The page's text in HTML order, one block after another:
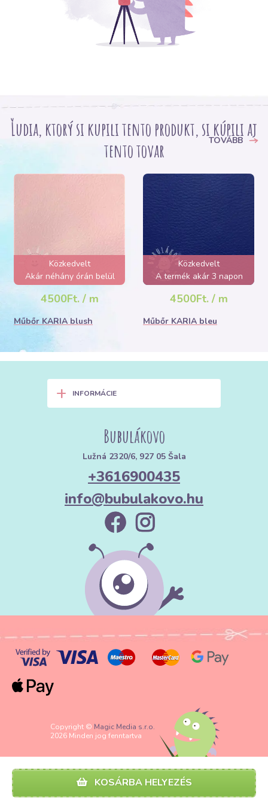
KOSÁRBA HELYEZÉS
Ľudia, ktorý si kupili tento produkt, si kúpili aj
tento tovar
TOVÁBB
Közkedvelt
Akár néhány órán belül
elfogyhat!
4500Ft. / m
Műbőr KARIA blush
Közkedvelt
A termék akár 3 napon
belül elfogyhat!
4500Ft. / m
Műbőr KARIA bleu
+ INFORMÁCIE
Bubulákovo
Lužná 2320/6, 927 05 Šala
+3616900435
info@bubulakovo.hu
Copyright © Magic Media s.r.o.
2026 Minden jog fenntartva